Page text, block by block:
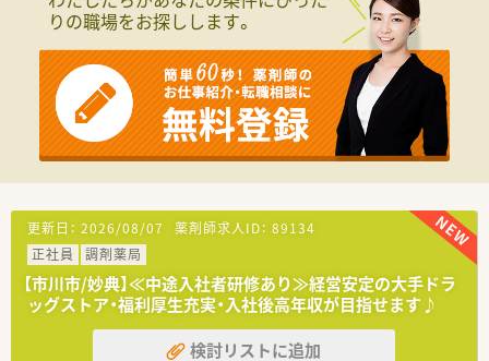
に貢献しながら長期的に活躍できる方を募集中です。
■経験やスキルよりもお人柄を最優先しており、患者様やスタッ
フと円滑なコミュニケーションが取れる方を求めます。
■在宅医療における往診同行の経験がある方を歓迎しています
が、未経験でも意欲がある方は積極的に採用しています。
【法人特徴について】
■千葉県を中心として地域に密着した店舗展開を行っており、医
療から介護までワンストップサービスの提供を目指します。
■きちんとお休みが取れるようエリア長が店舗間の調整を行う
■介護用品のレンタルや販売のほか住宅リフォーム事業も手掛
けており、多角的な視点で地域包括ケアに貢献しています。
りの職場をお探しします。
更新日： 2026/08/07 薬剤師求人ID： 89134
正社員
調剤薬局
【市川市/妙典】≪中途入社者研修あり≫経営安定の大手ドラ
ッグストア・福利厚生充実・入社後高年収が目指せます♪
検討リストに追加